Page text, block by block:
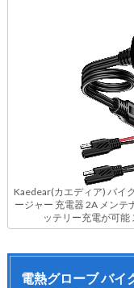
Kaedear(カエディア) バイ
ージャー 充電器 2A メン
ッテリー充電が可能
電熱グローブ バイ